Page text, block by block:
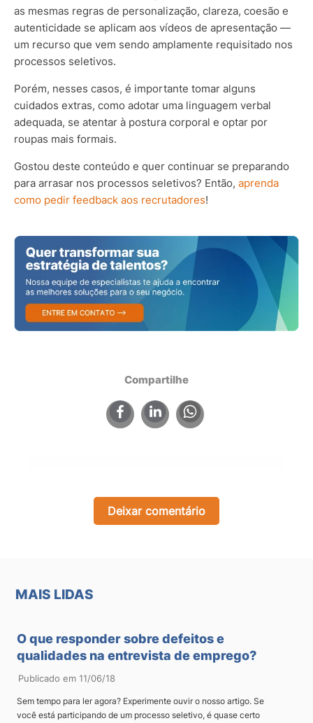
as mesmas regras de personalização, clareza, coesão e
autenticidade se aplicam aos vídeos de apresentação —
um recurso que vem sendo amplamente requisitado nos
processos seletivos.
Porém, nesses casos, é importante tomar alguns
cuidados extras, como adotar uma linguagem verbal
adequada, se atentar à postura corporal e optar por
roupas mais formais.
Gostou deste conteúdo e quer continuar se preparando
para arrasar nos processos seletivos? Então, aprenda
como pedir feedback aos recrutadores!
Compartilhe
Deixar comentário
MAIS LIDAS
O que responder sobre defeitos e
qualidades na entrevista de emprego?
Publicado em 11/06/18
Sem tempo para ler agora? Experimente ouvir o nosso artigo. Se
você está participando de um processo seletivo, é quase certo